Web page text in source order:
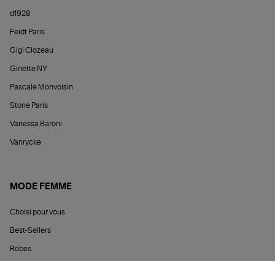
d1928
Feidt Paris
Gigi Clozeau
Ginette NY
Pascale Monvoisin
Stone Paris
Vanessa Baroni
Vanrycke
MODE FEMME
Choisi pour vous
Best-Sellers
Robes